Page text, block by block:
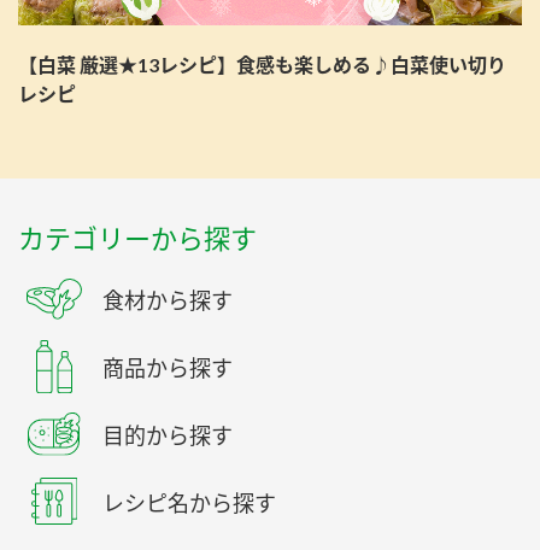
【白菜 厳選★13レシピ】食感も楽しめる♪白菜使い切り
レシピ
カテゴリーから探す
食材から探す
商品から探す
目的から探す
レシピ名から探す